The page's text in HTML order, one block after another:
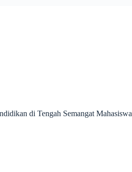
di Tengah Semangat Mahasiswa